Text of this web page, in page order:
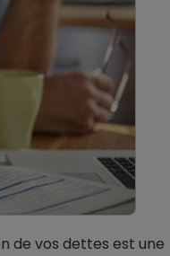
de vos dettes est une